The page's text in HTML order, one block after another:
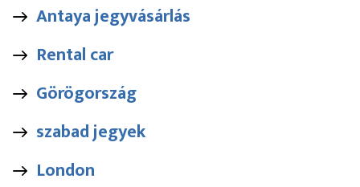
Antaya jegyvásárlás
Rental car
Görögország
szabad jegyek
London